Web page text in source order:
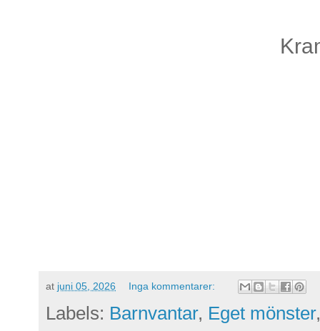
at juni 05, 2026 Inga kommentarer:
Labels: Barnvantar, Eget mönster